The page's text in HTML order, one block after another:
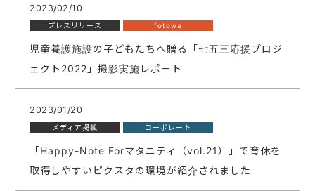
2023/02/10
プレスリリース fotowa
児童養護施設の子どもたちへ贈る「七五三応援プロジ
ェクト2022」撮影実施レポート
2023/01/20
メディア掲載 コーポレート
「Happy-Note Forマタニティ（vol.21）」で育休を
取得しやすいピクスタの環境が紹介されました